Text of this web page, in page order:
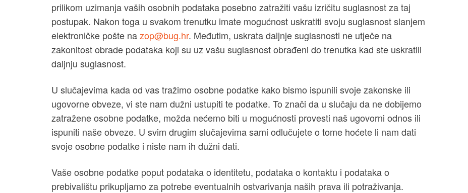
prilikom uzimanja vaših osobnih podataka posebno zatražiti vašu izričitu suglasnost za taj
postupak. Nakon toga u svakom trenutku imate mogućnost uskratiti svoju suglasnost slanjem
elektroničke pošte nazop@bug.hr. Međutim, uskrata daljnje suglasnosti ne utječe na
zakonitost obrade podataka koji su uz vašu suglasnost obrađeni do trenutka kad ste uskratili
daljnju suglasnost.
U slučajevima kada od vas tražimo osobne podatke kako bismo ispunili svoje zakonske ili
ugovorne obveze, vi ste nam dužni ustupiti te podatke. To znači da u slučaju da ne dobijemo
zatražene osobne podatke, možda nećemo biti u mogućnosti provesti naš ugovorni odnos ili
ispuniti naše obveze. U svim drugim slučajevima sami odlučujete o tome hoćete li nam dati
svoje osobne podatke i niste nam ih dužni dati.
Vaše osobne podatke poput podataka o identitetu, podataka o kontaktu i podataka o
prebivalištu prikupljamo za potrebe eventualnih ostvarivanja naših prava ili potraživanja.